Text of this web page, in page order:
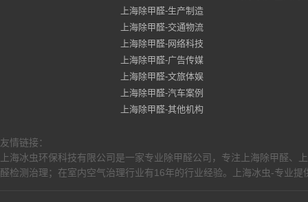
上海除甲醛-生产制造
上海除甲醛-交通物流
上海除甲醛-网络科技
上海除甲醛-广告传媒
上海除甲醛-文旅体娱
上海除甲醛-汽车案例
上海除甲醛-其他机构
友情链接：
上海冰虫环保科技有限公司是一家专业除甲醛公司，专注上海除甲醛
醛检测治理；在室内空气治理行业有16年的行业经验。上海冰虫-专业